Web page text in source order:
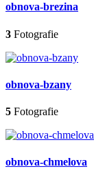
obnova-brezina
3 Fotografie
obnova-bzany
5 Fotografie
obnova-chmelova